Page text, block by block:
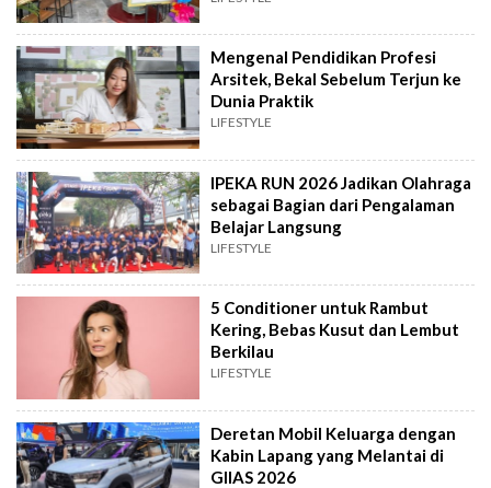
Mengenal Pendidikan Profesi
Arsitek, Bekal Sebelum Terjun ke
Dunia Praktik
LIFESTYLE
IPEKA RUN 2026 Jadikan Olahraga
sebagai Bagian dari Pengalaman
Belajar Langsung
LIFESTYLE
5 Conditioner untuk Rambut
Kering, Bebas Kusut dan Lembut
Berkilau
LIFESTYLE
Deretan Mobil Keluarga dengan
Kabin Lapang yang Melantai di
GIIAS 2026